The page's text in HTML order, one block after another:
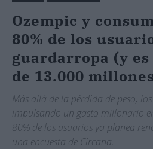
Ozempic y
80% de los
guardarropa (y
de 13.000
Más allá de la pérdida de peso,
impulsando un gasto millonario
80% de los usuarios ya planea
una encuesta de Circana.